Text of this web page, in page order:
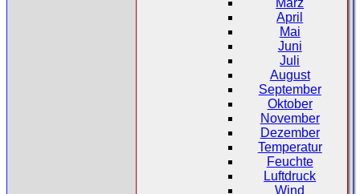
April
Mai
Juni
Juli
August
September
Oktober
November
Dezember
Temperatur
Feuchte
Luftdruck
Wind